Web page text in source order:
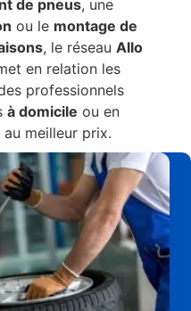
de pneus, une
ou le montage de
, le réseau Allo
en relation les
professionnels
à domicile ou en
au meilleur prix.